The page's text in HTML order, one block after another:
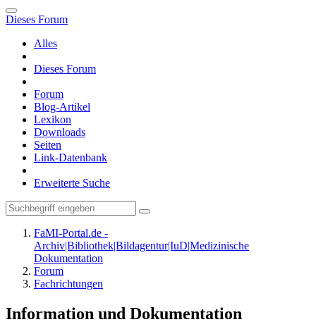
Dieses Forum
Alles
Dieses Forum
Forum
Blog-Artikel
Lexikon
Downloads
Seiten
Link-Datenbank
Erweiterte Suche
FaMI-Portal.de -
Archiv|Bibliothek|Bildagentur|IuD|Medizinische
Dokumentation
Forum
Fachrichtungen
Information und Dokumentation